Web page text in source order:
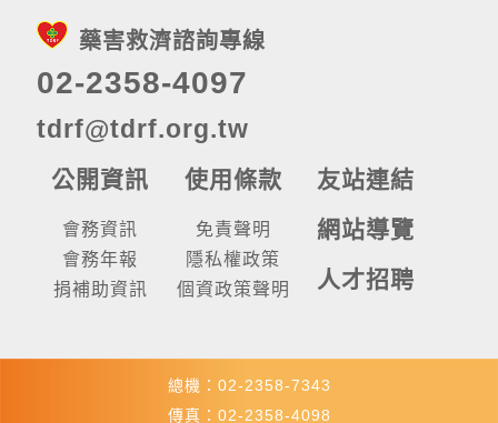
藥害救濟諮詢專線
02-2358-4097
tdrf@tdrf.org.tw
公開資訊
會務資訊
會務年報
捐補助資訊
使用條款
免責聲明
隱私權政策
個資政策聲明
友站連結
網站導覽
人才招聘
總機：02-2358-7343
傳真：02-2358-4098